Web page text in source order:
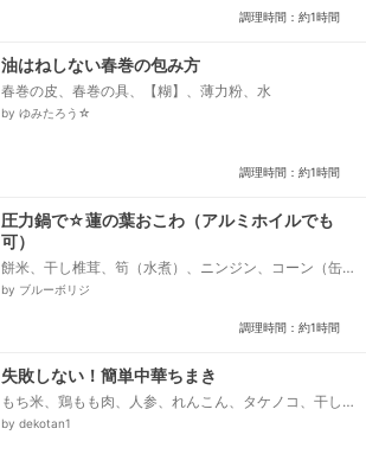
れば水のみで、オイスターソース、塩...調理時間：約1時間
油はねしない春巻の包み方
春巻の皮、春巻の具、【糊】、薄力粉、水
by ゆみたろう☆
調理時間：約1時間
圧力鍋で☆蓮の葉おこわ（アルミホイルでも
可）
餅米、干し椎茸、筍（水煮）、ニンジン、コーン（缶
詰）、市販のチャーシュー（ラーメン用）、☆椎茸の
by ブルーボリジ
調理時間：約1時間
失敗しない！簡単中華ちまき
もち米、鶏もも肉、人参、れんこん、タケノコ、干し
シイタケ、シメジ、ごま油、スープの素、●砂糖、●醤
by dekotan1